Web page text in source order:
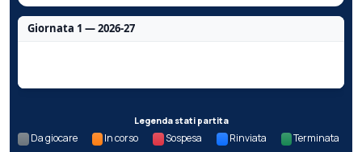
Giornata 1 — 2026-27
Legenda stati partita
Da giocare In corso Sospesa Rinviata Terminata